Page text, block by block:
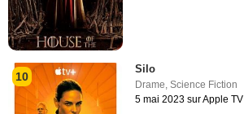
10
Silo
Drame ,Science Fiction
5 mai 2023 sur Apple TV